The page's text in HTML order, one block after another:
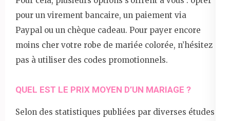
pour un virement bancaire, un paiement via
Paypal ou un chèque cadeau. Pour payer encore
moins cher votre robe de mariée colorée, n’hésitez
pas à utiliser des codes promotionnels.
QUEL EST LE PRIX MOYEN D’UN MARIAGE ?
Selon des statistiques publiées par diverses études